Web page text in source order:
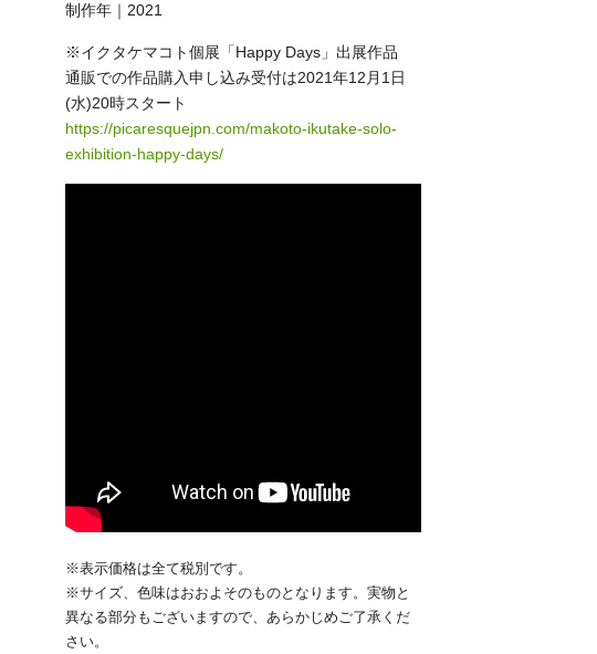
制作年｜2021
※イクタケマコト個展「Happy Days」出展作品
通販での作品購入申し込み受付は2021年12月1日
(水)20時スタート
https://picaresquejpn.com/makoto-ikutake-solo-
exhibition-happy-days/
※表示価格は全て税別です。
※サイズ、色味はおおよそのものとなります。実物と
異なる部分もございますので、あらかじめご了承くだ
さい。